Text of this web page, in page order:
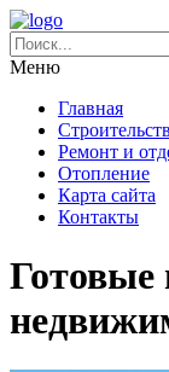
Меню
Главная
Ремонт и
Отопление
Карта сайта
Контакты
Готовые